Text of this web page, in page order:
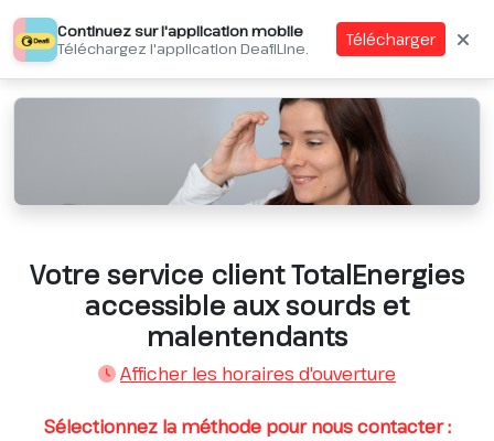
Continuez sur l'application mobile
Téléchargez l'application DeafiLine.
Télécharger
Votre service client TotalEnergies
accessible aux sourds et
malentendants
Afficher les horaires d'ouverture
Sélectionnez la méthode pour nous contacter :